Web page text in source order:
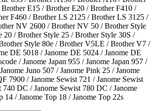
E15 / Brother E20 / Brother F410 /
F460 / Brother LS 2125 / Brother LS 3125 /
NV 2600 / Brother NV 50 / Brother Style
20 / Brother Style 25 / Brother Style 30S /
Style 80e / Brother V5LE / Brother V7 /
DE 5018 / Janome DE 5024 / Janome DE
/ Janome Japan 955 / Janome Japan 957 /
Juno 507 / Janome Pink 25 / Janome
7900 / Janome Sewist 721 / Janome Sewist
740 DC / Janome Sewist 780 DC / Janome
14 / Janome Top 18 / Janome Top 22s